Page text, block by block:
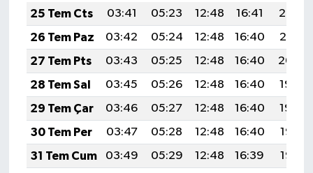
25 Tem Cts
03:41 05:23 12:48 16:41
20:02
26 Tem Paz
03:42 05:24 12:48 16:40
20:01
27 Tem Pts
03:43 05:25 12:48 16:40
20:00
28 Tem Sal
03:45 05:26 12:48 16:40
19:59
29 Tem Çar
03:46 05:27 12:48 16:40
19:59
30 Tem Per
03:47 05:28 12:48 16:40
19:58
31 Tem Cum
03:49 05:29 12:48 16:39
19:57